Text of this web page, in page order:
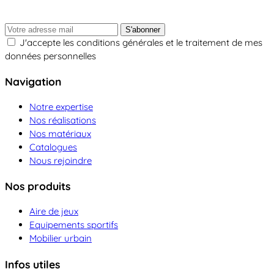
S'abonner
J'accepte les conditions générales et le traitement de mes
données personnelles
Navigation
Notre expertise
Nos réalisations
Nos matériaux
Catalogues
Nous rejoindre
Nos produits
Aire de jeux
Equipements sportifs
Mobilier urbain
Infos utiles